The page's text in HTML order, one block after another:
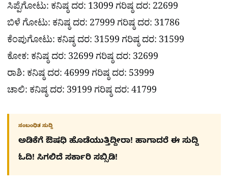
ಸಿಪ್ಪೆಗೋಟು: ಕನಿಷ್ಠ ದರ: 13099 ಗರಿಷ್ಠ ದರ: 22699
ಬಿಳೆ ಗೋಟು: ಕನಿಷ್ಠ ದರ: 27999 ಗರಿಷ್ಠ ದರ: 31786
ಕೆಂಪುಗೋಟು: ಕನಿಷ್ಠ ದರ: 31599 ಗರಿಷ್ಠ ದರ: 31599
ಕೋಕ: ಕನಿಷ್ಠ ದರ: 32699 ಗರಿಷ್ಠ ದರ: 32699
ರಾಶಿ: ಕನಿಷ್ಠ ದರ: 46999 ಗರಿಷ್ಠ ದರ: 53999
ಚಾಲಿ: ಕನಿಷ್ಠ ದರ: 39199 ಗರಿಷ್ಠ ದರ: 41799
ಸಂಬಂಧಿತ ಸುದ್ದಿ
ಅಡಿಕೆಗೆ ಔಷಧಿ ಹೊಡೆಯುತ್ತಿದ್ದೀರಾ! ಹಾಗಾದರೆ ಈ ಸುದ್ದಿ
ಓದಿ! ಸಿಗಲಿದೆ ಸರ್ಕಾರಿ ಸಬ್ಸಿಡಿ!